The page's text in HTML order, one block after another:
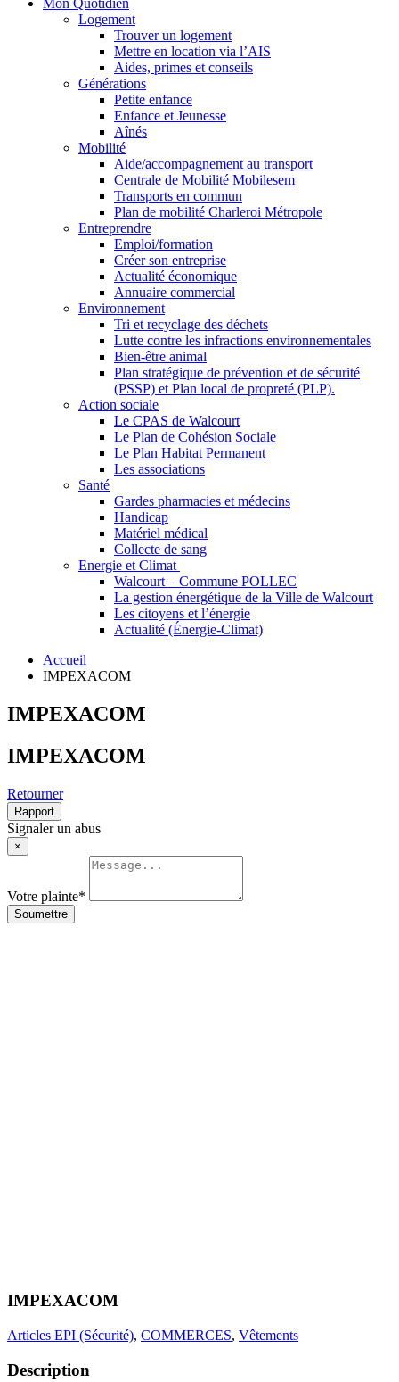
Mon Quotidien
Logement
Trouver un logement
Mettre en location via l’AIS
Aides, primes et conseils
Générations
Petite enfance
Enfance et Jeunesse
Aînés
Mobilité
Aide/accompagnement au transport
Centrale de Mobilité Mobilesem
Transports en commun
Plan de mobilité Charleroi Métropole
Entreprendre
Emploi/formation
Créer son entreprise
Actualité économique
Annuaire commercial
Environnement
Tri et recyclage des déchets
Lutte contre les infractions environnementales
Bien-être animal
Plan stratégique de prévention et de sécurité
(PSSP) et Plan local de propreté (PLP).
Action sociale
Le CPAS de Walcourt
Le Plan de Cohésion Sociale
Le Plan Habitat Permanent
Les associations
Santé
Gardes pharmacies et médecins
Handicap
Matériel médical
Collecte de sang
Energie et Climat
Walcourt – Commune POLLEC
La gestion énergétique de la Ville de Walcourt
Les citoyens et l’énergie
Actualité (Énergie-Climat)
Accueil
IMPEXACOM
IMPEXACOM
IMPEXACOM
Retourner
Rapport
Signaler un abus
×
Votre plainte*
Soumettre
IMPEXACOM
Articles EPI (Sécurité), COMMERCES, Vêtements
Description